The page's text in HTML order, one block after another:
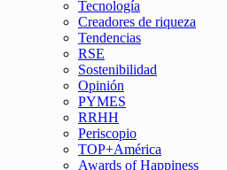
Tecnología
Creadores de riqueza
Tendencias
RSE
Sostenibilidad
Opinión
PYMES
RRHH
Periscopio
TOP+América
Awards of Happiness